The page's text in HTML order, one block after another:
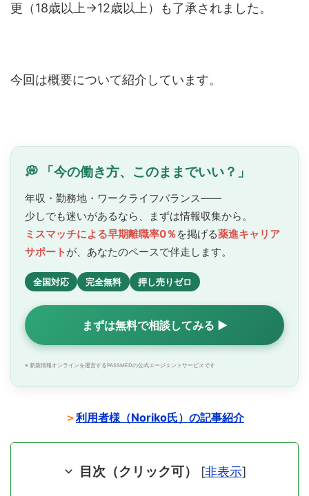
更（18歳以上→12歳以上）も了承されました。
今回は概要について紹介しています。
💭 「今の働き方、このままでいい？」
年収・勤務地・ワークライフバランス——
少しでも迷いがあるなら、まずは情報収集から。
ミスマッチによる早期離職率0％を掲げる薬進キャリア
サポート が、あなたのペースで伴走します。
全国対応 完全無料 押し売りゼロ
まずは無料で相談してみる ▶
※ 新薬情報オンラインを運営するPASSMEDの公式エージェントサービスです
＞利用者様（Noriko氏）の記事紹介
目次（クリック可） [非表示]